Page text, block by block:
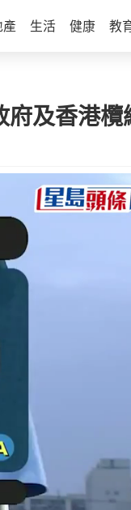
產 生活 健康 教
府及香港欖